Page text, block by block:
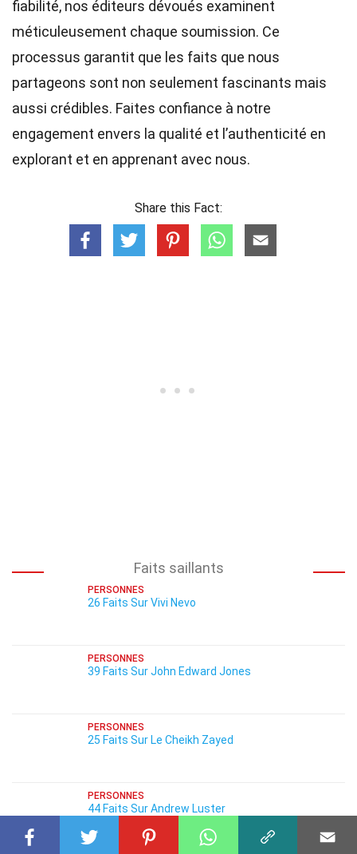
fiabilité, nos éditeurs dévoués examinent
méticuleusement chaque soumission. Ce
processus garantit que les faits que nous
partageons sont non seulement fascinants mais
aussi crédibles. Faites confiance à notre
engagement envers la qualité et l’authenticité en
explorant et en apprenant avec nous.
Share this Fact:
Faits saillants
PERSONNES
26 Faits Sur Vivi Nevo
PERSONNES
39 Faits Sur John Edward Jones
PERSONNES
25 Faits Sur Le Cheikh Zayed
PERSONNES
44 Faits Sur Andrew Luster